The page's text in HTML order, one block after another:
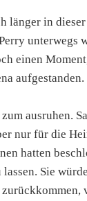
länger in
unterwegs
einen
aufgestanden.
ausruhen.
nur für die
hatten
Sie